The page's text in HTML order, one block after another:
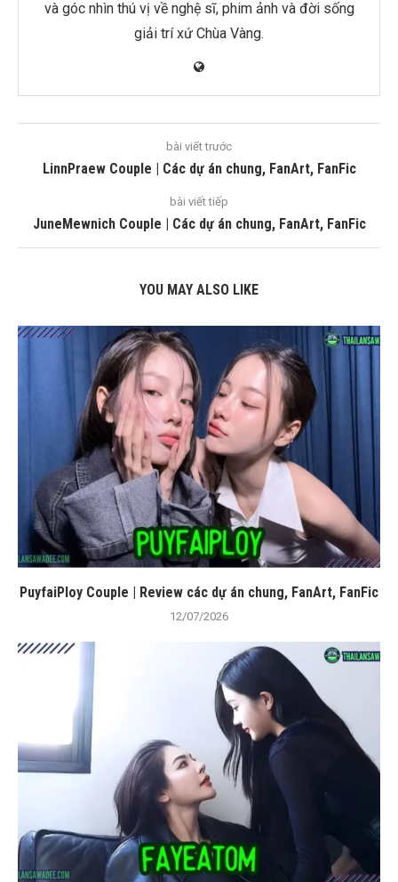
và góc nhìn thú vị về nghệ sĩ, phim ảnh và đời sống
giải trí xứ Chùa Vàng.
bài viết trước
LinnPraew Couple | Các dự án chung, FanArt, FanFic
bài viết tiếp
JuneMewnich Couple | Các dự án chung, FanArt, FanFic
YOU MAY ALSO LIKE
PuyfaiPloy Couple | Review các dự án chung, FanArt, FanFic
12/07/2026